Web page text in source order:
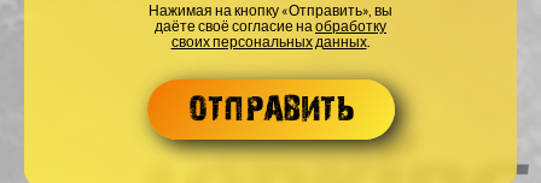
Нажимая на кнопку «Отправить», вы
даёте своё согласие наобработку
своих персональных данных.